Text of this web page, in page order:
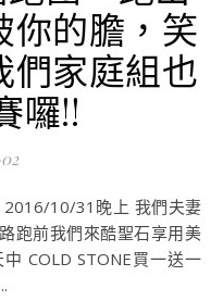
你的膽，笑
們家庭組也
囉!!
跑前我們來酷聖石享用美
COLD STONE買一送一